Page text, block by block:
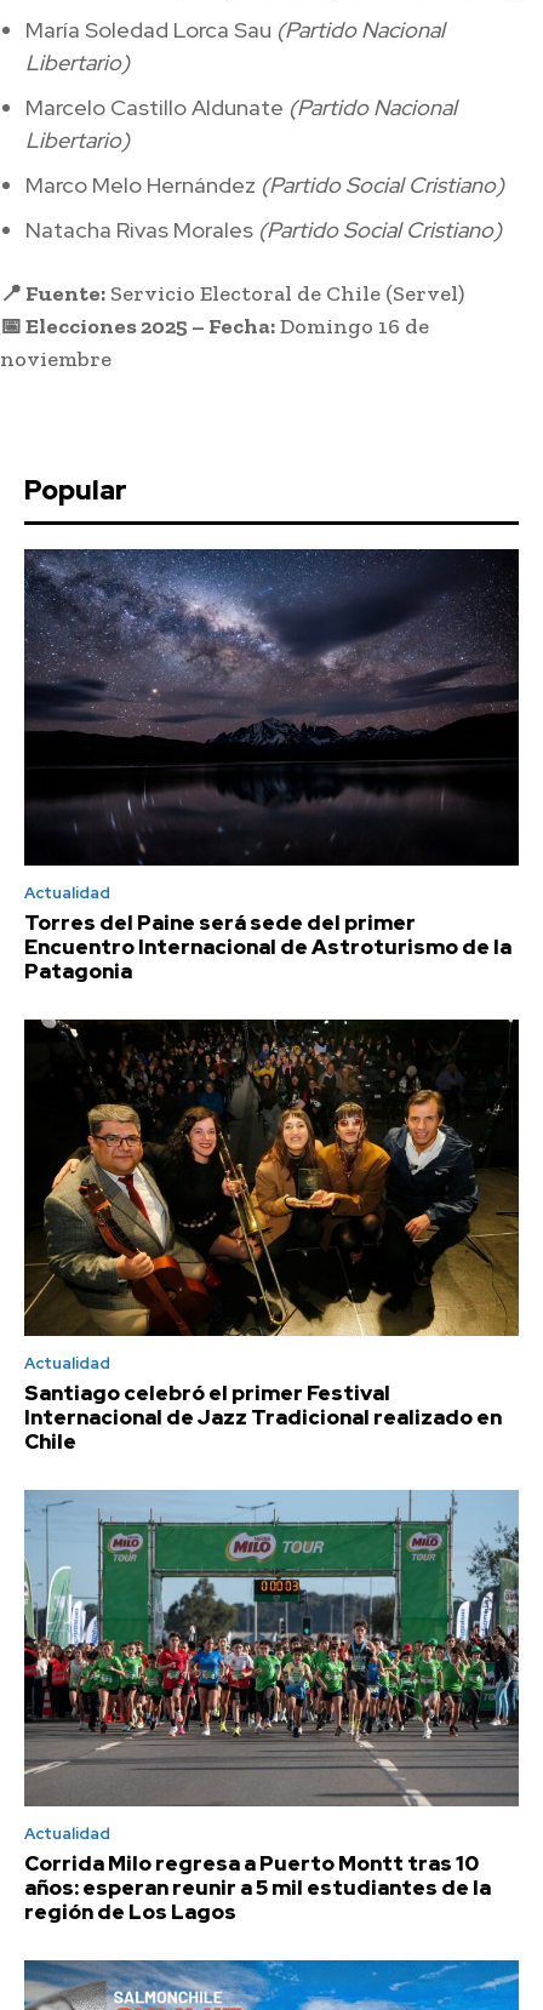
María Soledad Lorca Sau (Partido Nacional
Libertario)
Marcelo Castillo Aldunate (Partido Nacional
Libertario)
Marco Melo Hernández (Partido Social Cristiano)
Natacha Rivas Morales (Partido Social Cristiano)
📍 Fuente: Servicio Electoral de Chile (Servel)
📅 Elecciones 2025 – Fecha:Domingo 16 de
noviembre
Popular
Actualidad
Torres del Paine será sede del primer
Encuentro Internacional de Astroturismo de la
Patagonia
Actualidad
Santiago celebró el primer Festival
Internacional de Jazz Tradicional realizado en
Chile
Actualidad
Corrida Milo regresa a Puerto Montt tras 10
años: esperan reunir a 5 mil estudiantes de la
región de Los Lagos